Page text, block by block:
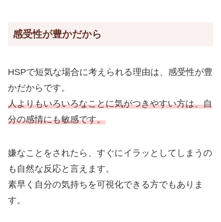
感受性が豊かだから
HSPで短気な場合に考えられる理由は、感受性が豊
かだからです。
人よりもいろいろなことに気がつきやすい方は、自
分の感情にも敏感です。
嫌なことをされたら、すぐにイラッとしてしまうの
も自然な反応と言えます。
素早く自分の気持ちを可視化できる方でもありま
す。